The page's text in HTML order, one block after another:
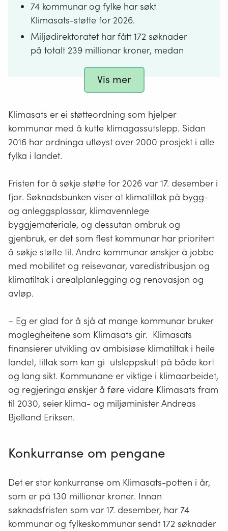
74 kommunar og fylke har søkt
Klimasats-støtte for 2026.
Miljødirektoratet har fått 172 søknader
på totalt 239 millionar kroner, medan
potten er på 130 millionar kroner.
Klimasats er ei støtteordning for
kommunar og fylkeskommunar som vil
til omstilling til lågutsleppssamfunnet.
Flest Klimasats-søknader frå Akershus
og Vestland, medan Vestland søkjer
Populære klimatiltak er utsleppskutt
innan bygg og anlegg, klimavennlege
materiale og ombruk.
Teksten er laga av kunstig intelligens-
verktøyet Copilot og redigert av
Miljødirektoratet.
Vis mer
Klimasats er ei støtteordning som hjelper
kommunar med å kutte klimagassutslepp. Sidan
2016 har ordninga utløyst over 2000 prosjekt i alle
fylka i landet.
Fristen for å søkje støtte for 2026 var 17. desember i
fjor. Søknadsbunken viser at klimatiltak på bygg-
og anleggsplassar, klimavennlege
byggjemateriale, og dessutan ombruk og
gjenbruk, er det som flest kommunar har prioritert
å søkje støtte til. Andre kommunar ønskjer å jobbe
med mobilitet og reisevanar, varedistribusjon og
klimatiltak i arealplanlegging og renovasjon og
avløp.
– Eg er glad for å sjå at mange kommunar bruker
moglegheitene som Klimasats gir. Klimasats
finansierer utvikling av ambisiøse klimatiltak i heile
landet, tiltak som kan gi utsleppskutt på både kort
og lang sikt. Kommunane er viktige i klimaarbeidet,
og regjeringa ønskjer å føre vidare Klimasats fram
til 2030, seier klima- og miljøminister Andreas
Bjelland Eriksen.
Konkurranse om pengane
Det er stor konkurranse om Klimasats-potten i år,
som er på 130 millionar kroner. Innan
søknadsfristen som var 17. desember, har 74
kommunar og fylkeskommunar sendt 172 søknader